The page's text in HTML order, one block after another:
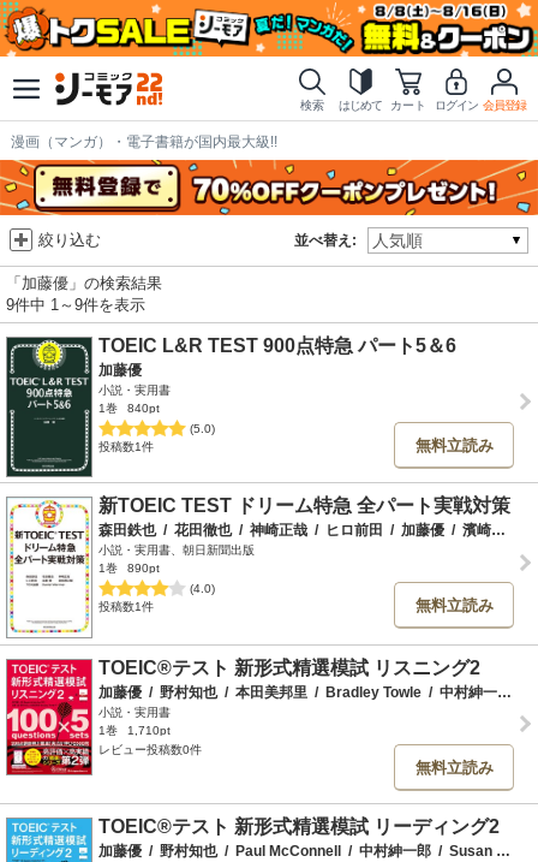
検索 はじめて カート ログイン 会員登録
漫画（マンガ）・電子書籍が国内最大級!!
並べ替え:
絞り込む
「加藤優」の検索結果
9件中 1～9件を表示
TOEIC L&R TEST 900点特急 パート5＆6
加藤優
小説・実用書
1巻
840pt
(5.0)
投稿数1件
無料立読み
新TOEIC TEST ドリーム特急 全パート実戦対策
森田鉄也 / 花田徹也 / 神崎正哉 / ヒロ前田 / 加藤優 / 濱崎潤之輔
小説・実用書、朝日新聞出版
1巻
890pt
(4.0)
投稿数1件
無料立読み
TOEIC®テスト 新形式精選模試 リスニング2
加藤優 / 野村知也 / 本田美邦里 / Bradley Towle / 中村紳一郎
小説・実用書
1巻
1,710pt
レビュー投稿数0件
無料立読み
TOEIC®テスト 新形式精選模試 リーディング2
加藤優 / 野村知也 / Paul McConnell / 中村紳一郎 / Susan Anderton